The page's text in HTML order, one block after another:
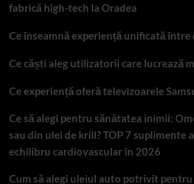
fabrică high-tech la Oradea
Ce înseamnă experiență unificată între
Ce căști aleg utilizatorii care lucrează
Ce experiență oferă televizoarele
Ce să alegi pentru sănătatea inimii:
sau din ulei de krill? TOP 7 suplimente
echilibru cardiovascular în 2026
Cum să alegi uleiul auto potrivit